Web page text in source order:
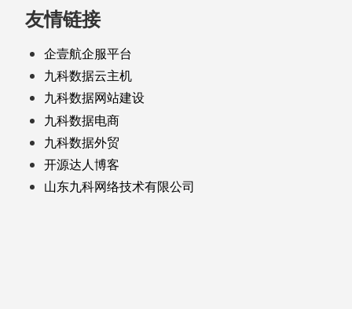
友情链接
企壹航企服平台
九科数据云主机
九科数据网站建设
九科数据电商
九科数据外贸
开源达人博客
山东九科网络技术有限公司